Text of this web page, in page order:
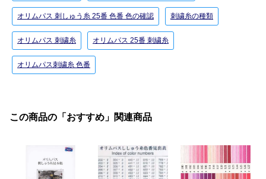
オリムパス 刺しゅう糸 25番 色番 色の確認 刺繍糸の種類
オリムパス 刺繍糸 オリムパス 25番 刺繍糸
オリムパス刺繍糸 色番
この商品の「おすすめ」関連商品